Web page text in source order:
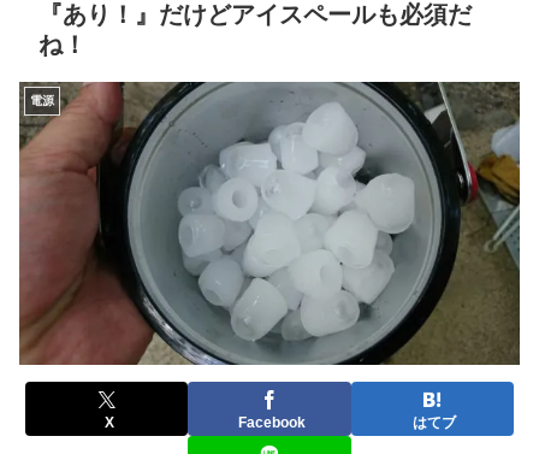
『あり！』だけどアイスペールも必須だ
ね！
電源
X Facebook はてブ